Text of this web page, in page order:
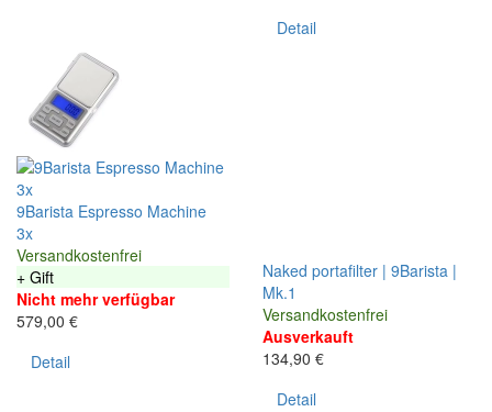
Detail
3x
9Barista Espresso Machine
3x
Versandkostenfrei
+ Gift
Nicht mehr verfügbar
579,00 €
Detail
Naked portafilter | 9Barista |
Mk.1
Versandkostenfrei
Ausverkauft
134,90 €
Detail